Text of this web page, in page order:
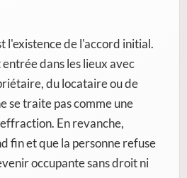
l'existence de l'accord initial.
dans les lieux avec
du locataire ou de
se traite pas comme une
En revanche,
fin et que la personne refuse
occupante sans droit ni